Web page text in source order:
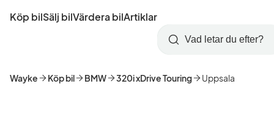
till
Startsida
Köp bilSälj bilVärdera bilArtiklar
Skapa
konto
Logga
in
Sök
Wayke Köp bil BMW 320i xDrive Touring Uppsala